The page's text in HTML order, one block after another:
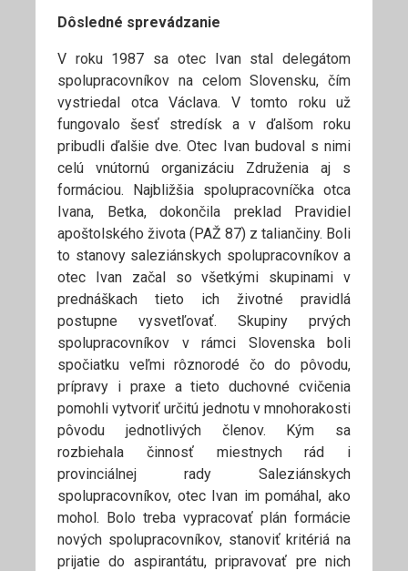
Dôsledné sprevádzanie
V roku 1987 sa otec Ivan stal delegátom
spolupracovníkov na celom Slovensku, čím
vystriedal otca Václava. V tomto roku už
fungovalo šesť stredísk a v ďalšom roku
pribudli ďalšie dve. Otec Ivan budoval s nimi
celú vnútornú organizáciu Združenia aj s
formáciou. Najbližšia spolupracovníčka otca
Ivana, Betka, dokončila preklad Pravidiel
apoštolského života (PAŽ 87) z taliančiny. Boli
to stanovy saleziánskych spolupracovníkov a
otec Ivan začal so všetkými skupinami v
prednáškach tieto ich životné pravidlá
postupne vysvetľovať. Skupiny prvých
spolupracovníkov v rámci Slovenska boli
spočiatku veľmi rôznorodé čo do pôvodu,
prípravy i praxe a tieto duchovné cvičenia
pomohli vytvoriť určitú jednotu v mnohorakosti
pôvodu jednotlivých členov. Kým sa
rozbiehala činnosť miestnych rád i
provinciálnej rady Saleziánskych
spolupracovníkov, otec Ivan im pomáhal, ako
mohol. Bolo treba vypracovať plán formácie
nových spolupracovníkov, stanoviť kritériá na
prijatie do aspirantátu, pripravovať pre nich